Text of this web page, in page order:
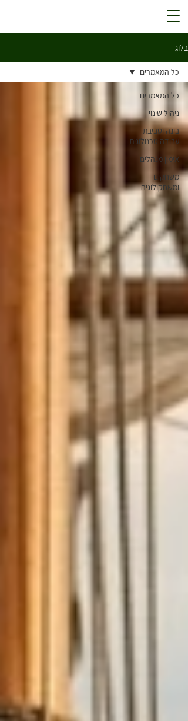
בלוג
כל המאמרים
ניהול שינוי
בינה וסביבת
עבודה טכנולוגית
אימון מנהלים
משחקים
ומשחקולוגיה
כל המאמרים